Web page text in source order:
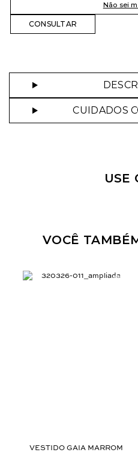
Não sei
CUIDADOS
USE
VOCÊ
VESTIDO GAIA MARROM